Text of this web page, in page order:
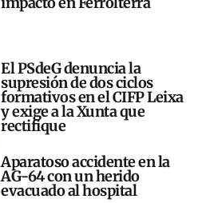
El PSdeG denuncia la
supresión de dos ciclos
formativos en el CIFP Leixa
y exige a la Xunta que
rectifique
Aparatoso accidente en la
AG-64 con un herido
evacuado al hospital